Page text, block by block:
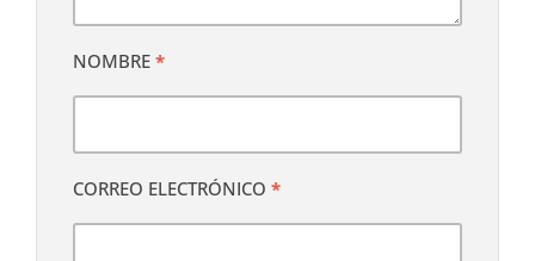
NOMBRE *
CORREO ELECTRÓNICO *